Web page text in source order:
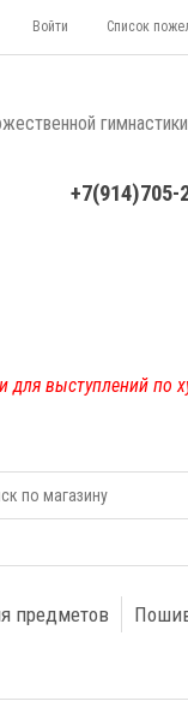
Войти Список
+7(914)705-
для выступлений по
предметов